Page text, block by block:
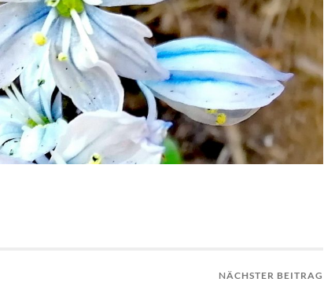
NÄCHSTER BEITRAG